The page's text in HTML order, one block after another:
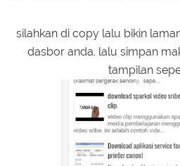
silahkan di copy lalu bikin
dasbor anda. lalu simpan
tampilan